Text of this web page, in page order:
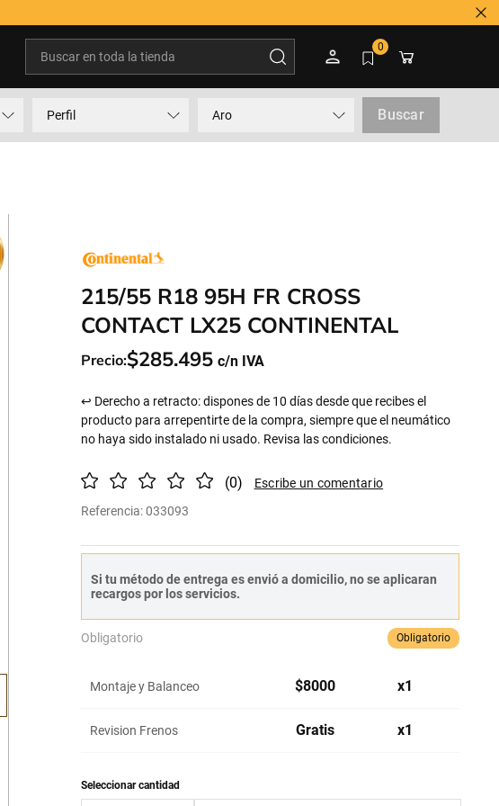
0
Perfil Aro Buscar
215/55 R18 95H FR CROSS
CONTACT LX25 CONTINENTAL
Precio:$285.495
↩ Derecho a retracto: dispones de 10 días desde que recibes el
producto para arrepentirte de la compra, siempre que el neumático
no haya sido instalado ni usado. Revisa las condiciones.
(0)
Referencia:033093
Si tu método de entrega es envió a domicilio, no se aplicaran
recargos por los servicios.
Obligatorio Obligatorio
Montaje y Balanceo $8000 x1
Revision Frenos Gratis x1